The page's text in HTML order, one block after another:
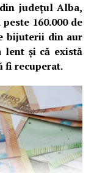
județul Alba,
160.000 de
bijuterii din aur
lent și că există
fi recuperat.